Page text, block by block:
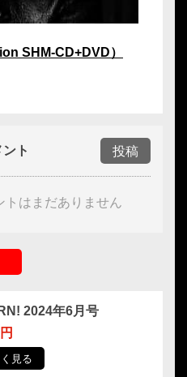
SHM-CD+DVD）
ト 投稿
トはまだありません
2024年6月号
見る